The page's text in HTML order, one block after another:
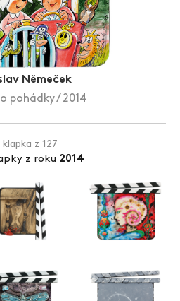
Němeček
pohádky / 2014
klapka z 127
z roku 2014